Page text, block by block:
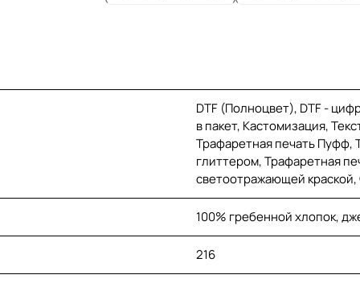
DTF (Полноцвет), DTF -
в пакет, Кастомизация,
Трафаретная печать Пуфф,
глиттером, Трафаретная
светоотражающей
100% гребенной хлопок,
216